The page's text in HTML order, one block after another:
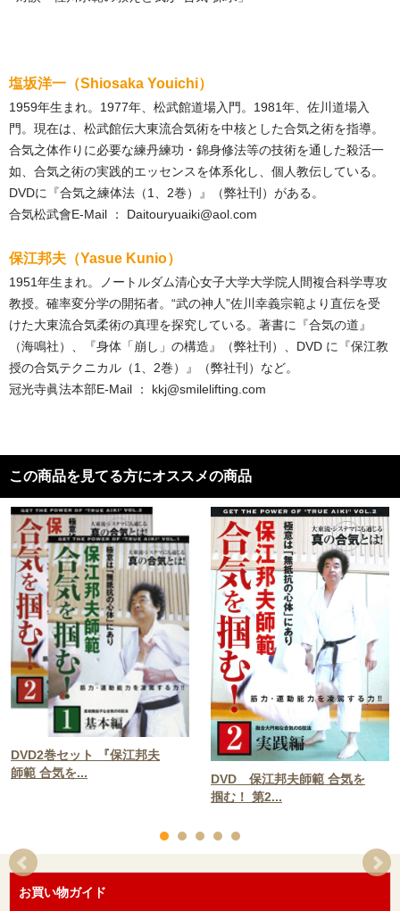
塩坂洋一（Shiosaka Youichi）
1959年生まれ。1977年、松武館道場入門。1981年、佐川道場入
門。現在は、松武館伝大東流合気術を中核とした合気之術を指導。
合気之体作りに必要な練丹練功・錦身修法等の技術を通した殺活一
如、合気之術の実践的エッセンスを体系化し、個人教伝している。
DVDに『合気之練体法（1、2巻）』（弊社刊）がある。
合気松武會E-Mail ： Daitouryuaiki@aol.com
保江邦夫（Yasue Kunio）
1951年生まれ。ノートルダム清心女子大学大学院人間複合科学専攻
教授。確率変分学の開拓者。“武の神人”佐川幸義宗範より直伝を受
けた大東流合気柔術の真理を探究している。著書に『合気の道』
（海鳴社）、『身体「崩し」の構造』（弊社刊）、DVD に『保江教
授の合気テクニカル（1、2巻）』（弊社刊）など。
冠光寺眞法本部E-Mail ： kkj@smilelifting.com
この商品を見てる方にオススメの商品
DVD2巻セット 『保江邦夫
師範 合気を...
DVD 保江邦夫師範 合気を
掴む！ 第2...
お買い物ガイド